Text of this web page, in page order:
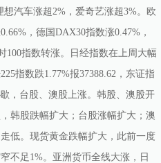
汽车涨超2%，爱奇艺涨超3%。欧
，德国DAX30指数涨0.47%，
100指数转涨。日经指数在上周大幅
指数跌1.77%报37388.62，东证指
，台股、澳股上涨。韩股、澳股开
韩股跌幅扩大；台股涨幅扩大；澳
低。现货黄金跌幅扩大，此前一度
不足1%。亚洲货币全线大涨，日